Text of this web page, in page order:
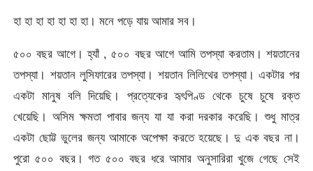
হা হা হা হা হা হা হা। মনে পড়ে যায় আমার সব।
৫০০ বছর আগে। হ্যাঁ , ৫০০ বছর আগে আমি তপস্যা করতাম। শয়তানের
তপস্যা। শয়তান লুসিফারের তপস্যা। শয়তান লিলিথের তপস্যা। একটার পর
একটা মানুষ বলি দিয়েছি। প্রত্যেকের হৃৎপিণ্ড থেকে চুষে চুষে রক্ত
খেয়েছি। অসিম ক্ষমতা পাবার জন্য যা যা করা দরকার করেছি। শুধু মাত্র
একটা ছোট্ট ভুলের জন্য আমাকে অপেক্ষা করতে হয়েছে। দু এক বছর না।
পুরো ৫০০ বছর। গত ৫০০ বছর ধরে আমার অনুসারিরা খুজে গেছে সেই